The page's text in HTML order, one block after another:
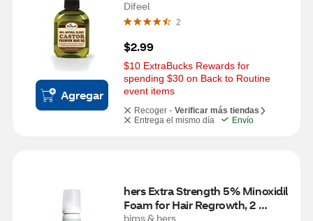
Agregar
Difeel
2
$2.99
$10 ExtraBucks Rewards for
spending $30 on Back to Routine
event items
Recoger - Verificar más tiendas
Entrega el mismo día
Envío
hers Extra Strength 5% Minoxidil
Foam for Hair Regrowth, 2
hims & hers